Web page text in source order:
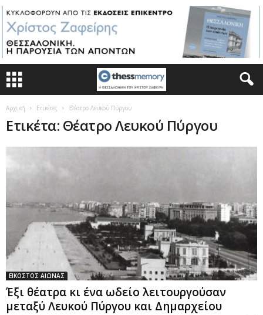
Αρχική Ετικέτες Θέατρο Λευκού Πύργου
Ετικέτα: Θέατρο Λευκού Πύργου
ΕΙΚΟΣΤΟΣ ΑΙΩΝΑΣ
Έξι θέατρα κι ένα ωδείο λειτουργούσαν
μεταξύ Λευκού Πύργου και Δημαρχείου